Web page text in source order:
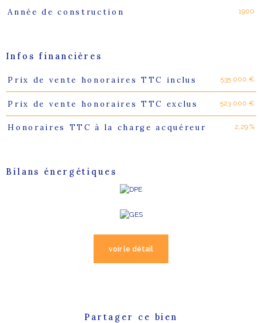
Année de construction 1900
Infos financières
Caractéristiques Valeurs
Prix de vente honoraires TTC inclus 535 000 €
Prix de vente honoraires TTC exclus 523 000 €
Honoraires TTC à la charge acquéreur 2,29 %
Bilans énergétiques
voir le détail
Partager ce bien